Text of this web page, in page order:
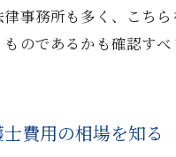
事務所も多く、こち
ものであるかも確認す
費用の相場を知る